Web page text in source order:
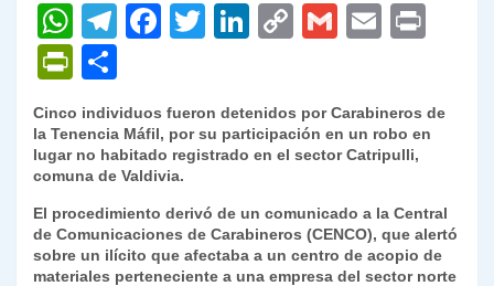
W
h
at
s
A
p
T
gr
a
m
F
e
b
o
o
k
T
er
Li
e
dI
C
y
Li
k
G
l
E
l
P
ri
nt
Fr
ie
n
dl
o
m
p
ar
tir
Cinco individuos fueron detenidos por Carabineros de
la Tenencia Máfil, por su participación en un robo en
lugar no habitado registrado en el sector Catripulli,
comuna de Valdivia.
El procedimiento derivó de un comunicado a la Central
de Comunicaciones de Carabineros (CENCO), que alertó
sobre un ilícito que afectaba a un centro de acopio de
materiales perteneciente a una empresa del sector norte